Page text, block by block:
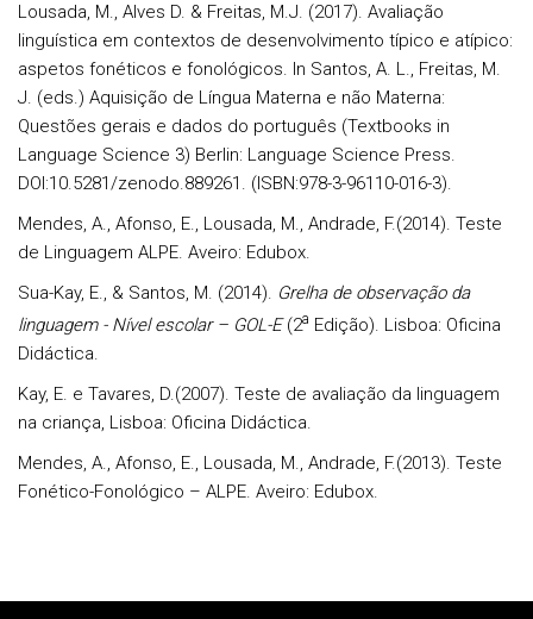
Lousada, M., Alves D. & Freitas, M.J. (2017). Avaliação
linguística em contextos de desenvolvimento típico e atípico:
aspetos fonéticos e fonológicos. In Santos, A. L., Freitas, M.
J. (eds.) Aquisição de Língua Materna e não Materna:
Questões gerais e dados do português (Textbooks in
Language Science 3) Berlin: Language Science Press.
DOI:10.5281/zenodo.889261. (ISBN:978-3-96110-016-3).
Mendes, A., Afonso, E., Lousada, M., Andrade, F.(2014). Teste
de Linguagem ALPE. Aveiro: Edubox.
Sua-Kay, E., & Santos, M. (2014). Grelha de observação da
linguagem - Nível escolar – GOL-E(2a Edição). Lisboa: Oficina
Didáctica.
Kay, E. e Tavares, D.(2007). Teste de avaliação da linguagem
na criança, Lisboa: Oficina Didáctica.
Mendes, A., Afonso, E., Lousada, M., Andrade, F.(2013). Teste
Fonético-Fonológico – ALPE. Aveiro: Edubox.